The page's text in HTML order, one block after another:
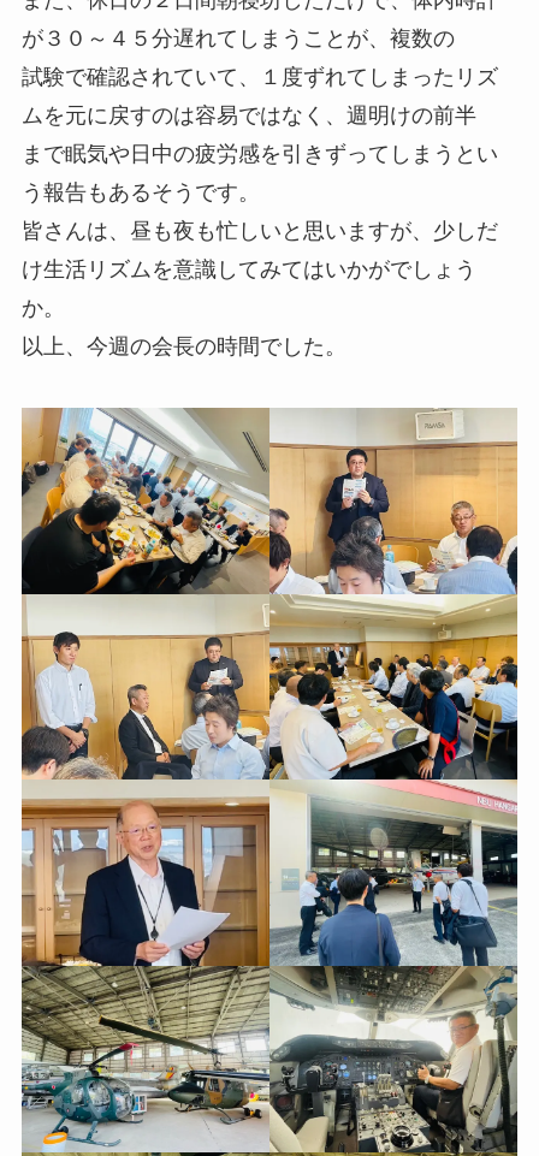
が３０～４５分遅れてしまうことが、複数の
試験で確認されていて、１度ずれてしまったリズ
ムを元に戻すのは容易ではなく、週明けの前半
まで眠気や日中の疲労感を引きずってしまうとい
う報告もあるそうです。
皆さんは、昼も夜も忙しいと思いますが、少しだ
け生活リズムを意識してみてはいかがでしょう
か。
以上、今週の会長の時間でした。